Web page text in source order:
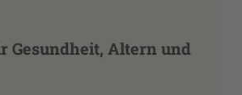
Gesundheit, Altern und